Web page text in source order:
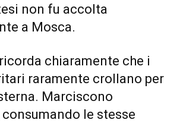
non fu accolta
a Mosca.
chiaramente che i
raramente crollano per
Marciscono
consumando le stesse